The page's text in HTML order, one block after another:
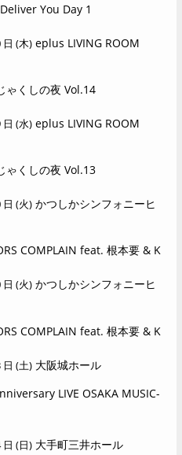
You Day 1
日 (木) eplus LIVING ROOM
ゃくしの夜 Vol.14
日 (水) eplus LIVING ROOM
ゃくしの夜 Vol.13
日 (火) かつしかシンフォニーヒ
COMPLAIN feat. 根本要 & K
日 (火) かつしかシンフォニーヒ
COMPLAIN feat. 根本要 & K
日 (土) 大阪城ホール
LIVE OSAKA MUSIC-
日 (日) 大手町三井ホール